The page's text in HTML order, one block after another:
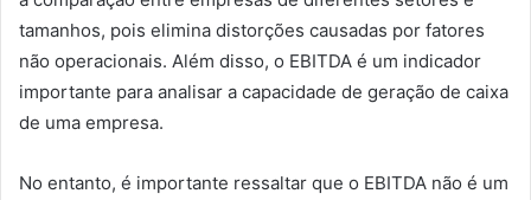
tamanhos, pois elimina distorções causadas por fatores
não operacionais. Além disso, o EBITDA é um indicador
importante para analisar a capacidade de geração de caixa
de uma empresa.
No entanto, é importante ressaltar que o EBITDA não é um